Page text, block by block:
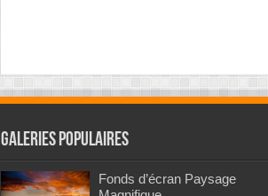
Galeries Populaires
Fonds d’écran Paysage